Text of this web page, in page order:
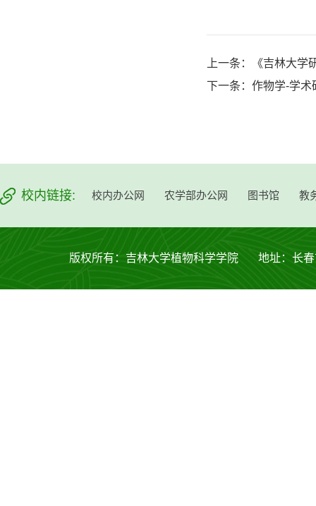
上一条：
《吉林大学
下一条： 作物学-学术
校内链接: 校内办公网 农学部办公网 图书馆 教
版权所有：吉林大学植物科学学院 地址：长